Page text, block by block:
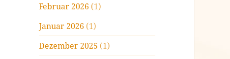
Februar 2026 (1)
Januar 2026 (1)
Dezember 2025 (1)